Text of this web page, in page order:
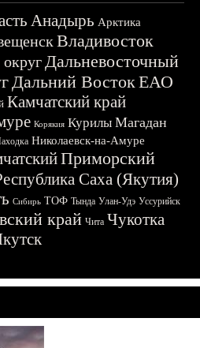
Анадырь Арктика
Владивосток
Дальневосточный
Дальний ВостокЕАО
Камчатский край
Корякия Курилы Магадан
Николаевск-на-Амуре
Приморский
Саха (Якутия)
Сибирь ТОФ Тында Улан-Удэ Уссурийск
край Чита Чукотка